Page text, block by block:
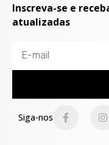
Inscreva-se e
atualizadas
Siga-nos